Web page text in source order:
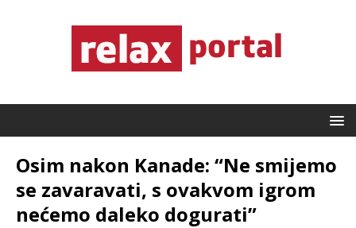
Osim nakon Kanade: “Ne smijemo
se zavaravati, s ovakvom igrom
nećemo daleko dogurati”